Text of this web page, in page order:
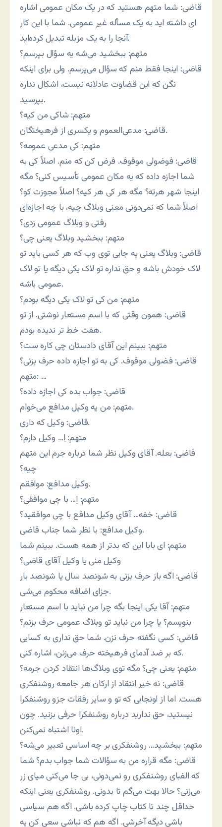
قاضی: شما متهم هستید که در یک مکان عمومی اشاره
ای داشته اید به یک مسأله غیر عمومی. شما با این کار
آنجا را به یک مزبله تبدیل کرده‌اید.
متهم: ببخشید می‌شه یه سؤال بپرسم؟
قاضی: اینجا فقط منم که سؤال می‌پرسم. ولی برای اینکه
نگن که این قضاوت عادلانه نیست، اشکال نداره
بپرسید.
متهم: شاکی من کیه؟
قاضی: مدعی‌العموم و یکسری از فرهیختگان.
متهم: کی مدعی عمومه؟
قاضی: فوضولی موقوف. فرض کن که منم. اصلاً کی به
شما اجازه داده که یه مکان عمومی تأسیس کنی؟ مگه
اینجا شهر هرته؟ مگه هر کی هر کیه؟ اصلاً مجوزت کو؟
اصلاً شما که نمی‌دونی معنی وبلاگ چیه، با چه اجازه‌ای
رفتی و وبلاگ عمومی زدی؟
متهم: ببخشید وبلاگ یعنی چی؟
قاضی: وبلاگ یعنی یه جایی توی وب که هر کسی باید تو
لاک خودش باشه و حق نداره تو لاک یکی دیگه یا تو لاک
عمومی باشه.
متهم: من کی تو لاک یکی دیگه بودم؟
قاضی: همون وقتی که با اسم مستعار نوشتی. از تو
هفت خط تر ندیده بودم.
متهم: ببینم این آقای دادستان چی کاره ست؟
قاضی: فضولی موقوف. کی به تو اجازه داده حرف بزنی؟
متهم: …
قاضی: جواب بده کی اجازه داده؟
متهم: من یه وکیل مدافع می‌خوام.
قاضی: وکیل که داری.
متهم: اِ… وکیل دارم؟
قاضی: بعله. آقای وکیل نظر شما درباره جرم این متهم
چیه؟
وکیل مدافع: موافقم.
متهم: اِ… با چی موافقی؟
قاضی: خفه… آقای وکیل مدافع با چی موافقید؟
وکیل مدافع: با نظر شما جناب قاضی.
متهم: ای بابا این که بدتر از همه هست. ببینم شما
وکیل منی یا وکیل آقای قاضی؟
قاضی: اگه باز حرف بزنی به شونصد سال یا شونصد بار
جزای اضافه محکوم می‌شی.
متهم: آقا یکی اینجا بگه چرا من نباید با اسم مستعار
بنویسم؟ یا چرا من نباید تو وبلاگ عمومی حرف بزنم؟
قاضی: کسی نگفته حرف نزن. شما حق نداری به کسایی
که بر ضد آدمای فرهیخته حرف می‌زنن، اشاره کنی.
متهم: یعنی چی؟ مگه توی وبلاگ‌ها انتقاد کردن جرمه؟
قاضی: نه خیر انتقاد از ارکان هر جامعه روشنفکری
هست. اما از اونجایی که تو و سایر رفقات جزو روشنفکرا
نیستید، حق ندارید درباره روشنفکرا حرفی بزنید. چون
اونا اشتباه نمی‌کنن.
متهم: ببخشید… روشنفکری بر چه اساسی تعبیر می‌شه؟
قاضی: مگه قراره من به سؤالات شما جواب بدم؟ شما
که الفبای روشنفکری رو نمی‌دونی، بی جا می‌کنی میای زر
می‌زنی؟ حالا بهت می‌گم تا بدونی. روشنفکری یعنی اینکه
حداقل چند تا کتاب چاپ کرده باشی. اگه هم سیاسی
باشی دیگه آخرشی. اگه هم که نباشی سعی کن یه